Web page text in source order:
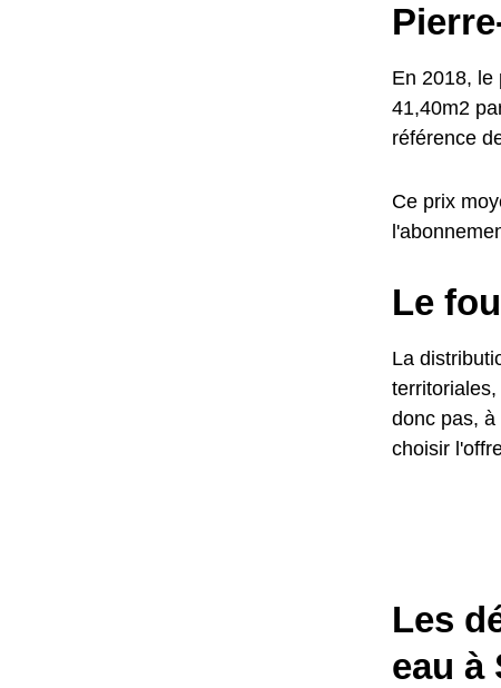
En 2018, le
41,40m2
référence
Ce prix
Le
La
donc pas,
choisir
Les
eau à